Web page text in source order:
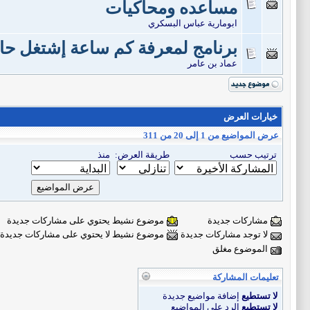
مساعده ومحاكيات
ابومارية عباس البسكري
برنامج لمعرفة كم ساعة إشتغل
عماد بن عامر
خيارات العرض
عرض المواضيع من 1 إلى 20 من 311
ترتيب حسب
طريقة العرض: منذ
مشاركات جديدة
موضوع نشيط يحتوي على مشاركات جديدة
لا توجد مشاركات جديدة
موضوع نشيط لا يحتوي على مشاركات جديدة
الموضوع مغلق
تعليمات المشاركة
لا تستطيع إضافة مواضيع جديدة
لا تستطيع الرد على المواضيع